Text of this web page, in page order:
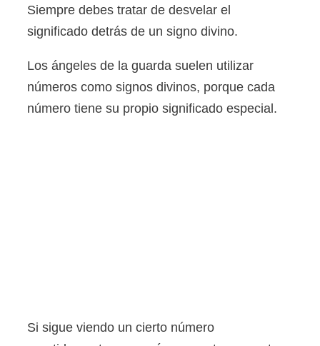
Siempre debes tratar de desvelar el
significado detrás de un signo divino.
Los ángeles de la guarda suelen utilizar
números como signos divinos, porque cada
número tiene su propio significado especial.
Si sigue viendo un cierto número